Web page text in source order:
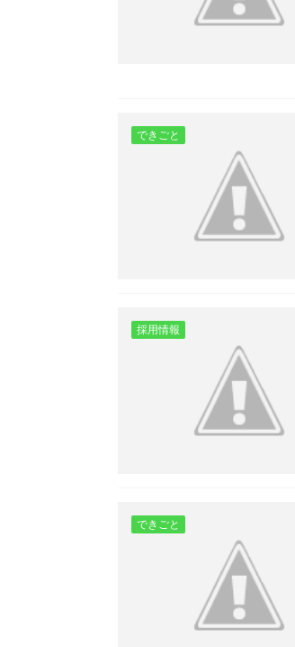
できごと
採用情報
できごと